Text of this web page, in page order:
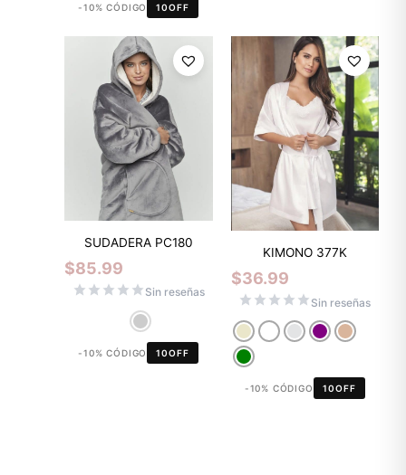
-10% CÓDIGO 10OFF
SUDADERA PC180
$85.99
Sin reseñas
-10% CÓDIGO 10OFF
KIMONO 377K
$36.99
Sin reseñas
-10% CÓDIGO 10OFF